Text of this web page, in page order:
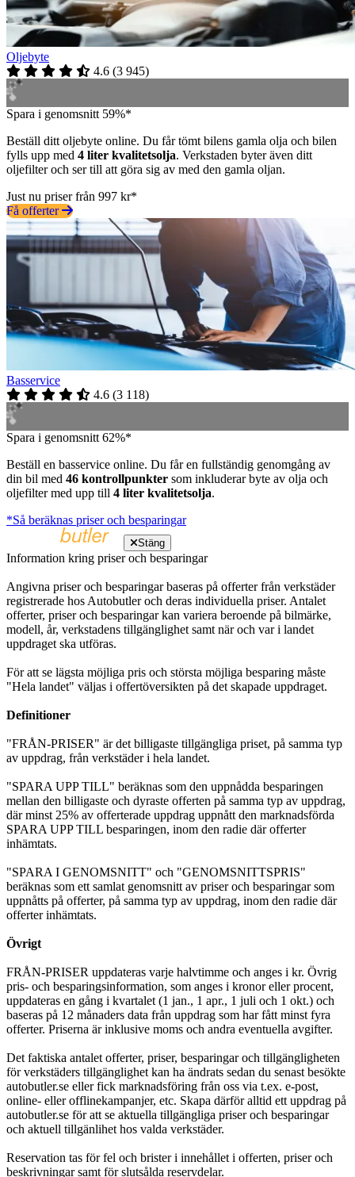
Oljebyte
4.6 (3 945)
Spara i genomsnitt 59%*
Beställ ditt oljebyte online. Du får tömt bilens gamla olja och bilen
fylls upp med 4 liter kvalitetsolja. Verkstaden byter även ditt
oljefilter och ser till att göra sig av med den gamla oljan.
Just nu priser från 997 kr*
Få offerter
Basservice
4.6 (3 118)
Spara i genomsnitt 62%*
Beställ en basservice online. Du får en fullständig genomgång av
din bil med 46 kontrollpunkter som inkluderar byte av olja och
oljefilter med upp till 4 liter kvalitetsolja.
*Så beräknas priser och besparingar
Stäng
Information kring priser och besparingar
Angivna priser och besparingar baseras på offerter från verkstäder
registrerade hos Autobutler och deras individuella priser. Antalet
offerter, priser och besparingar kan variera beroende på bilmärke,
modell, år, verkstadens tillgänglighet samt när och var i landet
uppdraget ska utföras.
För att se lägsta möjliga pris och största möjliga besparing måste
"Hela landet" väljas i offertöversikten på det skapade uppdraget.
Definitioner
"FRÅN-PRISER" är det billigaste tillgängliga priset, på samma typ
av uppdrag, från verkstäder i hela landet.
"SPARA UPP TILL" beräknas som den uppnådda besparingen
mellan den billigaste och dyraste offerten på samma typ av uppdrag,
där minst 25% av offerterade uppdrag uppnått den marknadsförda
SPARA UPP TILL besparingen, inom den radie där offerter
inhämtats.
"SPARA I GENOMSNITT" och "GENOMSNITTSPRIS"
beräknas som ett samlat genomsnitt av priser och besparingar som
uppnåtts på offerter, på samma typ av uppdrag, inom den radie där
offerter inhämtats.
Övrigt
FRÅN-PRISER uppdateras varje halvtimme och anges i kr. Övrig
pris- och besparingsinformation, som anges i kronor eller procent,
uppdateras en gång i kvartalet (1 jan., 1 apr., 1 juli och 1 okt.) och
baseras på 12 månaders data från uppdrag som har fått minst fyra
offerter. Priserna är inklusive moms och andra eventuella avgifter.
Det faktiska antalet offerter, priser, besparingar och tillgängligheten
för verkstäders tillgänglighet kan ha ändrats sedan du senast besökte
autobutler.se eller fick marknadsföring från oss via t.ex. e-post,
online- eller offlinekampanjer, etc. Skapa därför alltid ett uppdrag på
autobutler.se för att se aktuella tillgängliga priser och besparingar
och aktuell tillgänlihet hos valda verkstäder.
Reservation tas för fel och brister i innehållet i offerten, priser och
beskrivningar samt för slutsålda reservdelar.